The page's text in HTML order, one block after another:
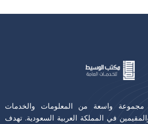
مجموعة واسعة من المعلومات والخدمات
في المملكة العربية السعودية. تهدف